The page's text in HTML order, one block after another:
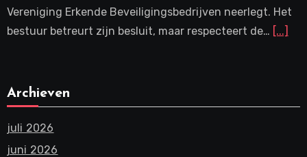
Vereniging Erkende Beveiligingsbedrijven neerlegt. Het
bestuur betreurt zijn besluit, maar respecteert de… [...]
Archieven
juli 2026
juni 2026